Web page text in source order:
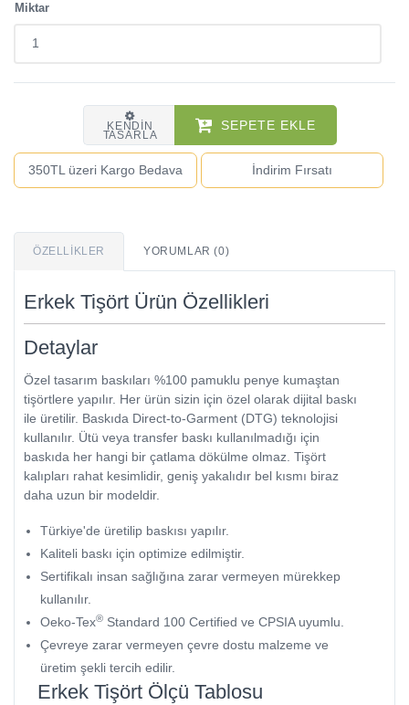
Miktar
KENDIN
TASARLA
SEPETE EKLE
350TL üzeri Kargo Bedava İndirim Fırsatı
ÖZELLIKLER YORUMLAR (0)
Erkek Tişört Ürün Özellikleri
Detaylar
Özel tasarım baskıları %100 pamuklu penye kumaştan
tişörtlere yapılır. Her ürün sizin için özel olarak dijital baskı
ile üretilir. Baskıda Direct-to-Garment (DTG) teknolojisi
kullanılır. Ütü veya transfer baskı kullanılmadığı için
baskıda her hangi bir çatlama dökülme olmaz. Tişört
kalıpları rahat kesimlidir, geniş yakalıdır bel kısmı biraz
daha uzun bir modeldir.
Türkiye'de üretilip baskısı yapılır.
Kaliteli baskı için optimize edilmiştir.
Sertifikalı insan sağlığına zarar vermeyen mürekkep
kullanılır.
Oeko-Tex® Standard 100 Certified ve CPSIA uyumlu.
Çevreye zarar vermeyen çevre dostu malzeme ve
üretim şekli tercih edilir.
Erkek Tişört Ölçü Tablosu